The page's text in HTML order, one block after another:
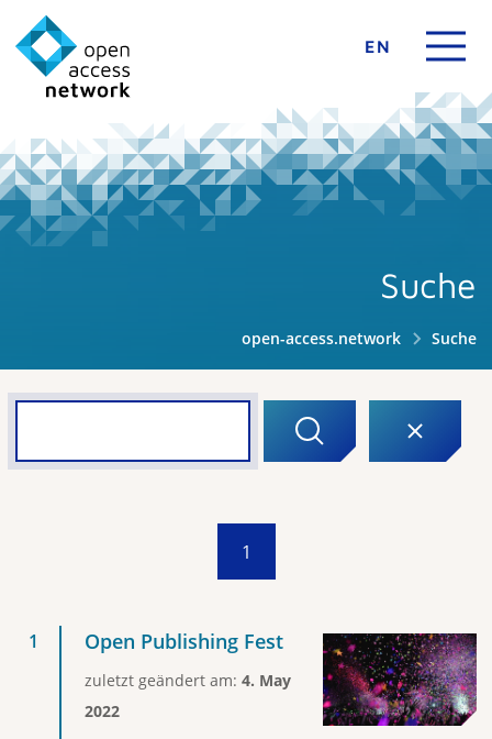
EN
Suche
open-access.network Suche
1
Open Publishing Fest
zuletzt geändert am: 4. May
2022